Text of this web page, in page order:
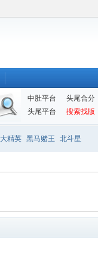
中肚平台
头尾合分
头尾平台
搜索找版
大精英 黑马赌王 北斗星